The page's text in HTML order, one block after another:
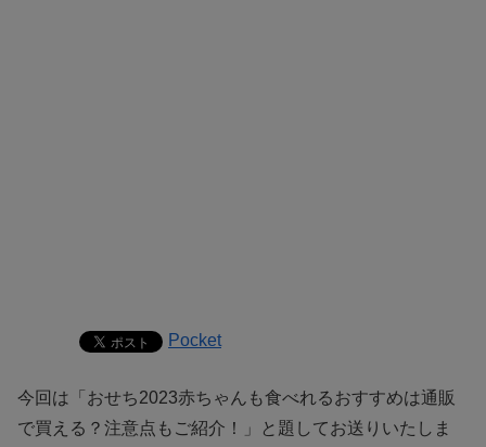
Pocket
今回は「おせち2023赤ちゃんも食べれるおすすめは通販
で買える？注意点もご紹介！」と題してお送りいたしま